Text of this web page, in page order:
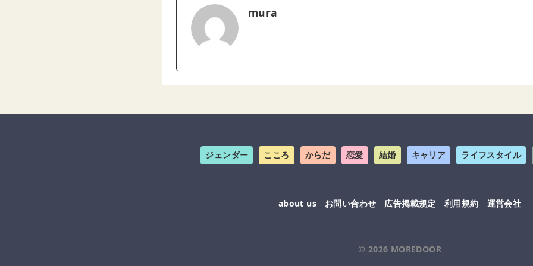
mura
ジェンダー こころ からだ 恋愛 結婚 キャリア ライフスタイル
about us お問い合わせ 広告掲載規定 利用規約 運営会社
© 2026 MOREDOOR